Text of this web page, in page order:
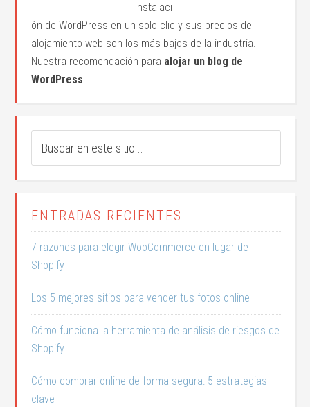
instalaci
ón de WordPress en un solo clic y sus precios de
alojamiento web son los más bajos de la industria.
Nuestra recomendación para alojar un blog de
WordPress.
ENTRADAS RECIENTES
7 razones para elegir WooCommerce en lugar de
Shopify
Los 5 mejores sitios para vender tus fotos online
Cómo funciona la herramienta de análisis de riesgos de
Shopify
Cómo comprar online de forma segura: 5 estrategias
clave